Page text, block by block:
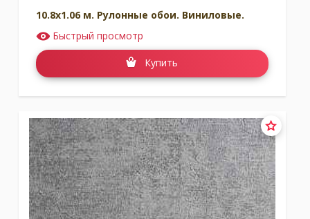
10.8x1.06 м. Рулонные обои. Виниловые.
Быстрый просмотр
Купить